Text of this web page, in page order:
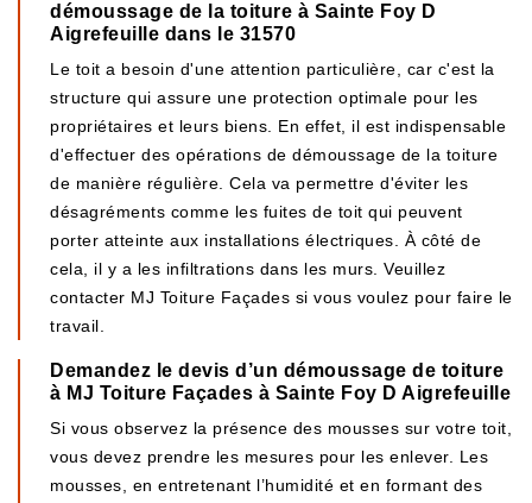
démoussage de la toiture à Sainte Foy D
Aigrefeuille dans le 31570
Le toit a besoin d'une attention particulière, car c'est la
structure qui assure une protection optimale pour les
propriétaires et leurs biens. En effet, il est indispensable
d'effectuer des opérations de démoussage de la toiture
de manière régulière. Cela va permettre d'éviter les
désagréments comme les fuites de toit qui peuvent
porter atteinte aux installations électriques. À côté de
cela, il y a les infiltrations dans les murs. Veuillez
contacter MJ Toiture Façades si vous voulez pour faire le
travail.
Demandez le devis d’un démoussage de toiture
à MJ Toiture Façades à Sainte Foy D Aigrefeuille
Si vous observez la présence des mousses sur votre toit,
vous devez prendre les mesures pour les enlever. Les
mousses, en entretenant l’humidité et en formant des